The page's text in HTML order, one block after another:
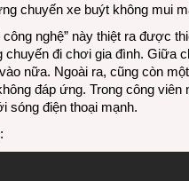
chuyến xe buýt không mui
nghệ” này thiệt ra được
chuyến đi chơi gia đình. Giữa
nữa. Ngoài ra, cũng còn
đáp ứng. Trong công
sóng điện thoại mạnh.